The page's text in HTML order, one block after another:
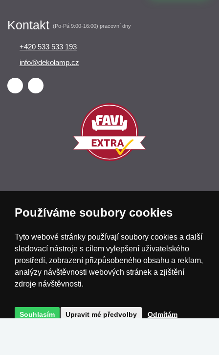
Kontakt (Po-Pá 9:00-16:00) pracovní dny
+420 533 533 193
info@dekolamp.cz
Česká republika Slovensko Deutschland
Magyarország Österreich België
Nederland
Používáme soubory cookies
Tyto webové stránky používají soubory cookies a další
sledovací nástroje s cílem vylepšení uživatelského
prostředí, zobrazení přizpůsobeného obsahu a reklam,
analýzy návštěvnosti webových stránek a zjištění
zdroje návštěvnosti.
Souhlasím Upravit mé předvolby Odmítám